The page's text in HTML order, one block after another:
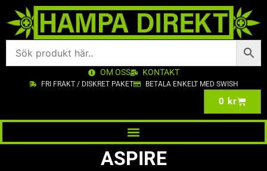
OM OSS KONTAKT
FRI FRAKT / DISKRET PAKET BETALA ENKELT MED SWISH
0 kr
ASPIRE